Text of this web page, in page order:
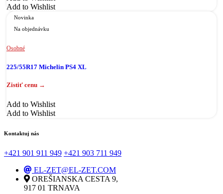
Add to Wishlist
Novinka
Na objednávku
Osobné
225/55R17 Michelin PS4 XL
Add to Wishlist
Add to Wishlist
Kontaktuj nás
+421 901 911 949 +421 903 711 949
EL-ZET@EL-ZET.COM
OREŠIANSKA CESTA 9,
917 01 TRNAVA